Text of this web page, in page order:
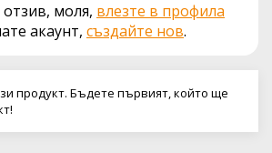
моля, влезте в профила
акаунт, създайте нов.
продукт. Бъдете първият, който ще